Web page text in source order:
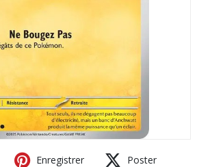
Enregistrer Poster